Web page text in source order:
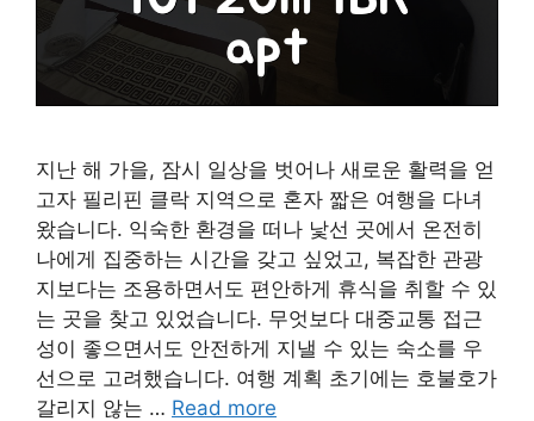
지난 해 가을, 잠시 일상을 벗어나 새로운 활력을 얻
고자 필리핀 클락 지역으로 혼자 짧은 여행을 다녀
왔습니다. 익숙한 환경을 떠나 낯선 곳에서 온전히
나에게 집중하는 시간을 갖고 싶었고, 복잡한 관광
지보다는 조용하면서도 편안하게 휴식을 취할 수 있
는 곳을 찾고 있었습니다. 무엇보다 대중교통 접근
성이 좋으면서도 안전하게 지낼 수 있는 숙소를 우
선으로 고려했습니다. 여행 계획 초기에는 호불호가
갈리지 않는 … Read more